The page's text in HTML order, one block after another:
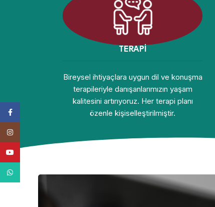
TERAPİ
Bireysel ihtiyaçlara uygun dil ve konuşma
terapileriyle danışanlarımızın yaşam
kalitesini artırıyoruz. Her terapi planı
özenle kişiselleştirilmiştir.